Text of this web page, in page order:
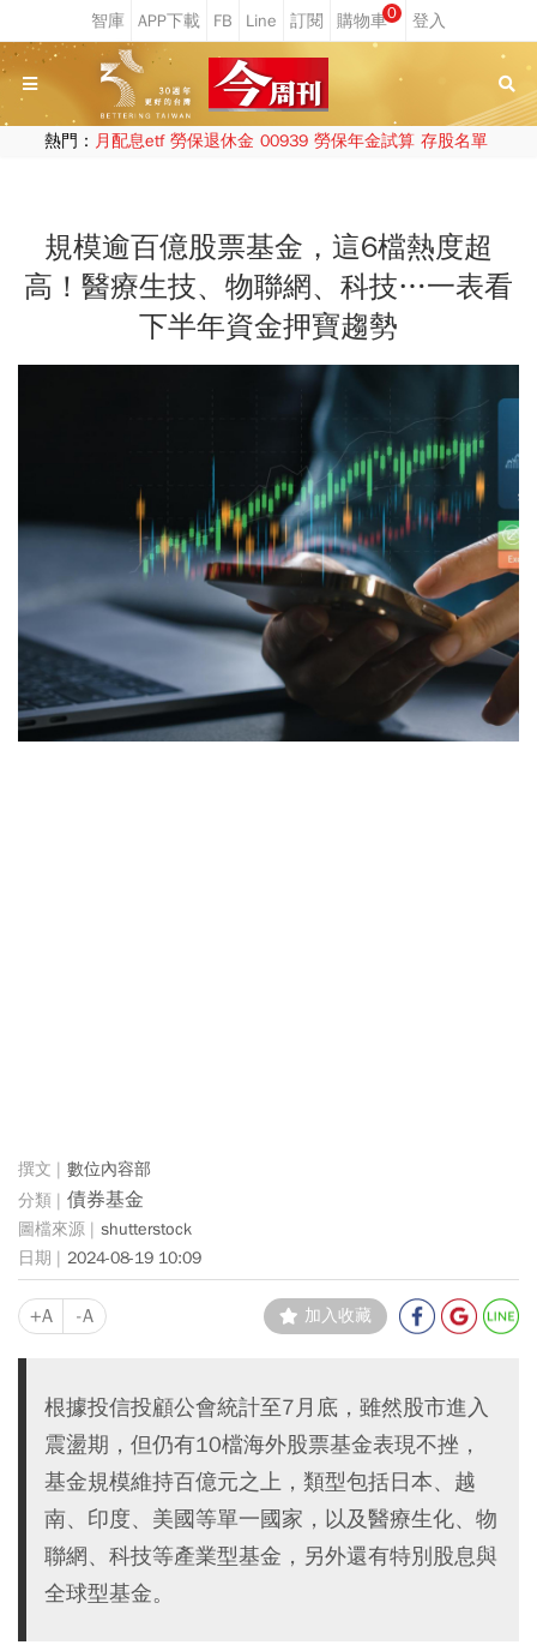
0
熱門： 月配息etf 勞保退休金 00939 勞保年金試算 存股名單
規模逾百億股票基金，這6檔熱度超
高！醫療生技、物聯網、科技…一表看
下半年資金押寶趨勢
數位內容部
債券基金
shutterstock
2024-08-19 10:09
+A -A 加入收藏
根據投信投顧公會統計至7月底，雖然股市進入
震盪期，但仍有10檔海外股票基金表現不挫，
基金規模維持百億元之上，類型包括日本、越
南、印度、美國等單一國家，以及醫療生化、物
聯網、科技等產業型基金，另外還有特別股息與
全球型基金。